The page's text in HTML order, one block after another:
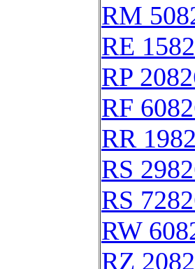
RM
RE
RP
RF
RR
RS
RS
RW
RZ